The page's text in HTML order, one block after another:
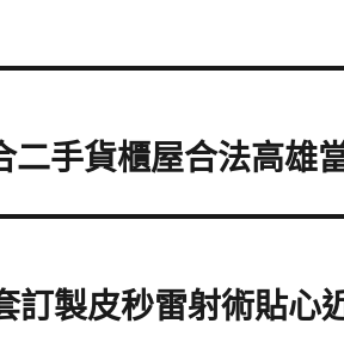
手貨櫃屋合法高雄
訂製皮秒雷射術貼心